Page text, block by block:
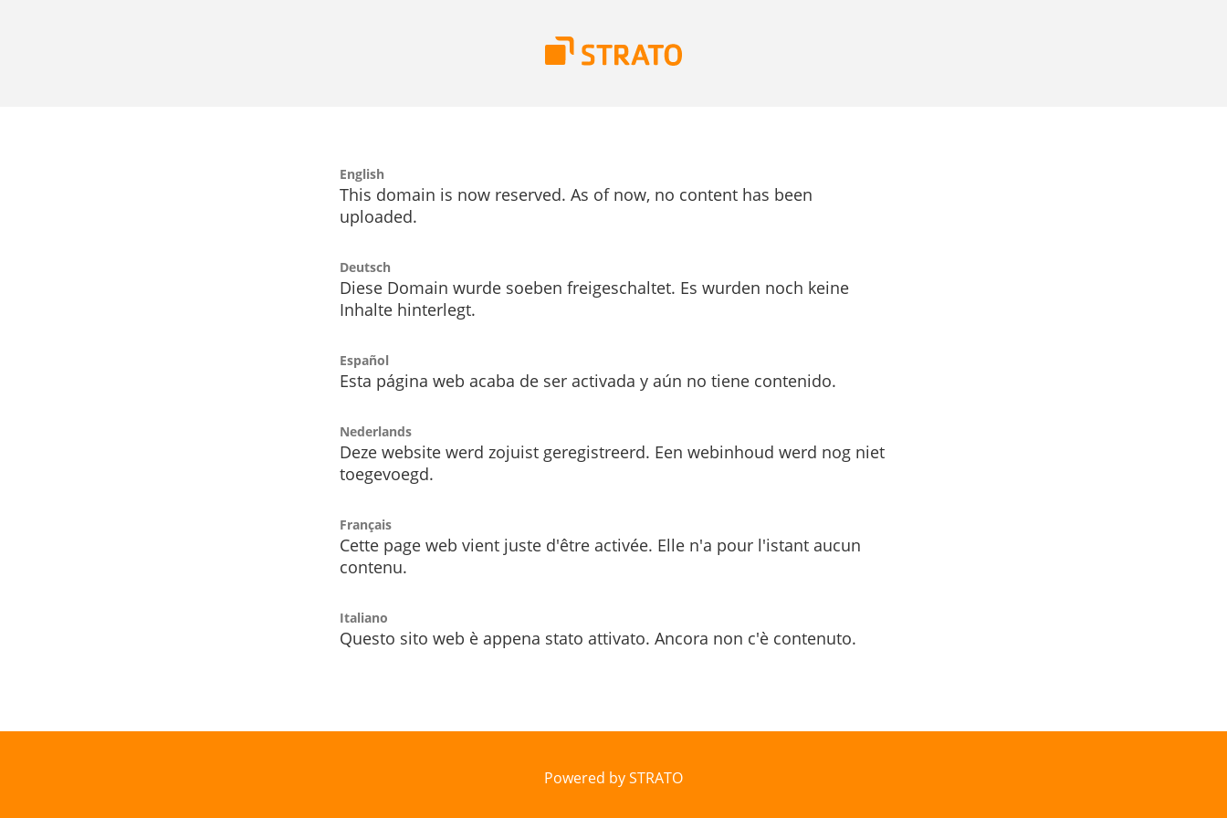
English
This domain is now reserved. As of now, no content has been
uploaded.
Deutsch
Diese Domain wurde soeben freigeschaltet. Es wurden noch keine
Inhalte hinterlegt.
Español
Esta página web acaba de ser activada y aún no tiene contenido.
Nederlands
Deze website werd zojuist geregistreerd. Een webinhoud werd nog niet
toegevoegd.
Français
Cette page web vient juste d'être activée. Elle n'a pour l'istant aucun
contenu.
Italiano
Questo sito web è appena stato attivato. Ancora non c'è contenuto.
Powered by STRATO